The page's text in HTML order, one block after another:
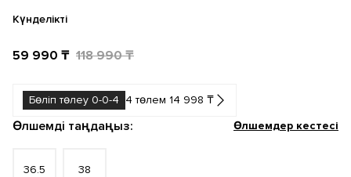
Күнделікті
59 990 ₸ 118 990 ₸
Бөліп төлеу 0-0-4 4 төлем 14 998 ₸
Өлшемді таңдаңыз: Өлшемдер кестесі
36.5 38